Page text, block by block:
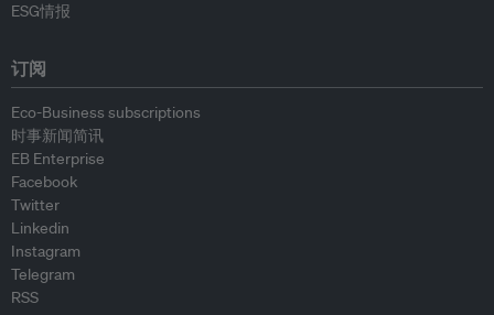
ESG情报
订阅
Eco-Business subscriptions
时事新闻简讯
EB Enterprise
Facebook
Twitter
Linkedin
Instagram
Telegram
RSS